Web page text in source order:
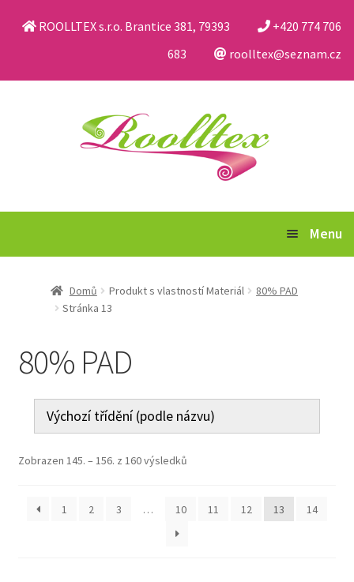
ROOLLTEX s.r.o. Brantice 381, 79393
+420 774 706
683
roolltex@seznam.cz
Menu
Jak nakupovat
Aktuality
Domů Produkt s vlastností Materiál
80% PAD
Stránka 13
80% PAD
Zobrazen 145. – 156. z 160 výsledků
1 2 3 … 10 11 12 13 14